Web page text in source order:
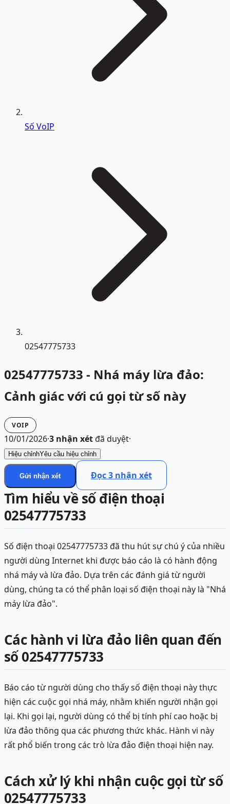
Số VoIP
02547775733
02547775733 - Nhá máy lừa đảo:
Cảnh giác với cú gọi từ số này
VOIP
10/01/2026·3 nhận xétđã duyệt·
Hiệu chỉnhYêu cầu hiệu chỉnh
Gửi nhận xét Đọc3 nhận xét
Tìm hiểu về số điện thoại
02547775733
Số điện thoại 02547775733 đã thu hút sự chú ý của nhiều
người dùng Internet khi được báo cáo là có hành động
nhá máy và lừa đảo. Dựa trên các đánh giá từ người
dùng, chúng ta có thể phân loại số điện thoại này là "Nhá
máy lừa đảo".
Các hành vi lừa đảo liên quan đến
số 02547775733
Báo cáo từ người dùng cho thấy số điện thoại này thực
hiện các cuộc gọi nhá máy, nhằm khiến người nhận gọi
lại. Khi gọi lại, người dùng có thể bị tính phí cao hoặc bị
lừa đảo thông qua các phương thức khác. Hành vi này
rất phổ biến trong các trò lừa đảo điện thoại hiện nay.
Cách xử lý khi nhận cuộc gọi từ số
02547775733